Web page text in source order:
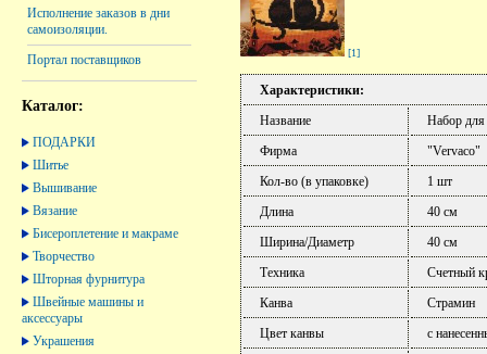
Исполнение заказов в дни
самоизоляции.
Портал поставщиков
Каталог:
ПОДАРКИ
Шитье
Вышивание
Вязание
Бисероплетение и макраме
Творчество
Шторная фурнитура
Швейные машины и
аксессуары
Украшения
[1]
Характеристики:
Название
Набор
Фирма
"Vervaco"
Кол-во (в упаковке)
1 шт
Длина
40 см
Ширина/Диаметр
40 см
Техника
Счетный
Канва
Страмин
Цвет канвы
с